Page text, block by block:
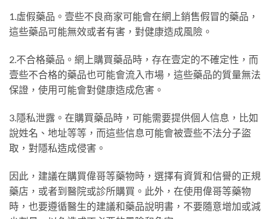
1.虛假藥品。壹些不良商家可能會在網上銷售假冒的藥品，
這些藥品可能無效或者有害，對健康造成風險。
2.不合格藥品。網上購買藥品時，存在壹定的不確定性，而
壹些不合格的藥品也可能會流入市場，這些藥品的質量無法
保證，使用可能會對健康造成危害。
3.隱私泄露。在購買藥品時，可能需要提供個人信息，比如
說姓名、地址等等，而這些信息可能會被壹些不法分子盜
取，對隱私造成侵害。
因此，建議在購買偉哥等藥物時，選擇有資質和信譽的正規
藥店，或者到醫院或診所購買。此外，在使用偉哥等藥物
時，也要遵循醫生的建議和藥品說明書，不要隨意增加或減